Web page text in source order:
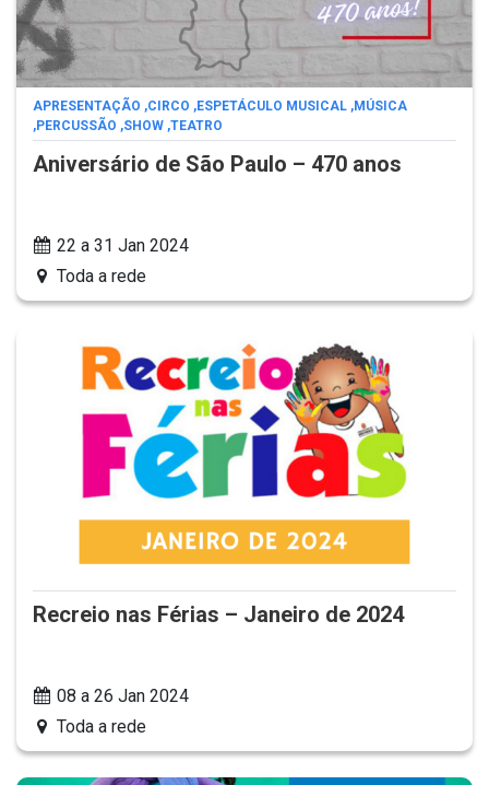
APRESENTAÇÃO ,CIRCO ,ESPETÁCULO MUSICAL ,MÚSICA
,PERCUSSÃO ,SHOW ,TEATRO
Aniversário de São Paulo – 470 anos
22 a 31 Jan 2024
Toda a rede
Recreio nas Férias – Janeiro de 2024
08 a 26 Jan 2024
Toda a rede